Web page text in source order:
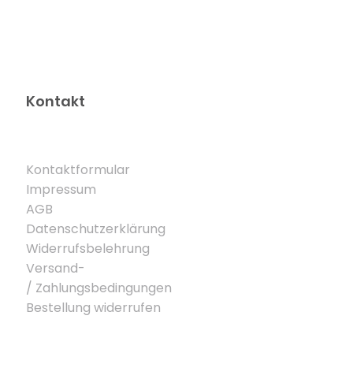
Kontakt
Kontaktformular
Impressum
AGB
Datenschutzerklärung
Widerrufsbelehrung
Versand-
/ Zahlungsbedingungen
Bestellung widerrufen